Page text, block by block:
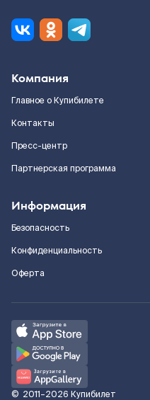
Компания
Главное о Купибилете
Контакты
Пресс-центр
Партнерская программа
Информация
Безопасность
Конфиденциальность
Оферта
© 2011–2026 Купибилет